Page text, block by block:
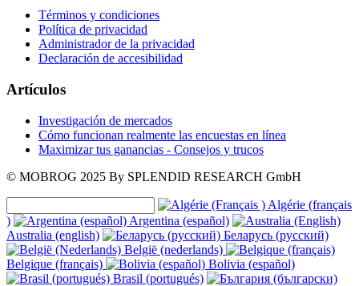
Términos y condiciones
Política de privacidad
Administrador de la privacidad
Declaración de accesibilidad
Artículos
Investigación de mercados
Cómo funcionan realmente las encuestas en línea
Maximizar tus ganancias - Consejos y trucos
© MOBROG 2025 By SPLENDID RESEARCH GmbH
Algérie (français
)
Argentina (español)
Australia (english)
Беларусь (русский)
België (nederlands)
Belgique (français)
Bolivia (español)
Brasil (portugués)